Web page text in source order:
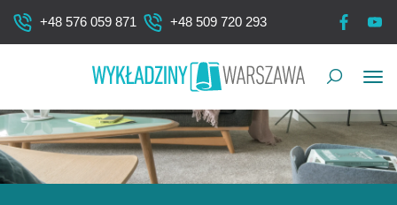
+48 576 059 871 +48 509 720 293